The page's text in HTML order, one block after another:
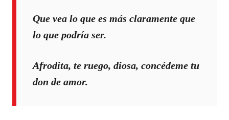
Que vea lo que es más claramente que
lo que podría ser.
Afrodita, te ruego, diosa, concédeme tu
don de amor.